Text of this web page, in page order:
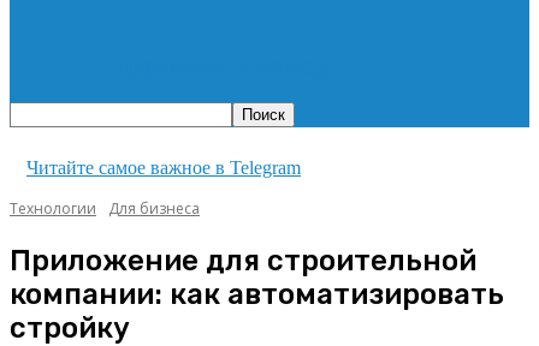
Читайте самое важное в Telegram
Технологии
Для бизнеса
Приложение для строительной
компании: как автоматизировать
стройку